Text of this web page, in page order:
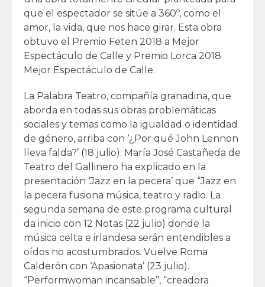
que el espectador se sitúe a 360º, como el
amor, la vida, que nos hace girar. Esta obra
obtuvo el Premio Feten 2018 a Mejor
Espectáculo de Calle y Premio Lorca 2018
Mejor Espectáculo de Calle.
La Palabra Teatro, compañía granadina, que
aborda en todas sus obras problemáticas
sociales y temas como la igualdad o identidad
de género, arriba con ‘¿Por qué John Lennon
lleva falda?’ (18 julio). María José Castañeda de
Teatro del Gallinero ha explicado en la
presentación ‘Jazz en la pecera’ que “Jazz en
la pecera fusiona música, teatro y radio. La
segunda semana de este programa cultural
da inicio con 12 Notas (22 julio) donde la
música celta e irlandesa serán entendibles a
oídos no acostumbrados. Vuelve Roma
Calderón con ‘Apasionata’ (23 julio).
“Performwoman incansable”, “creadora